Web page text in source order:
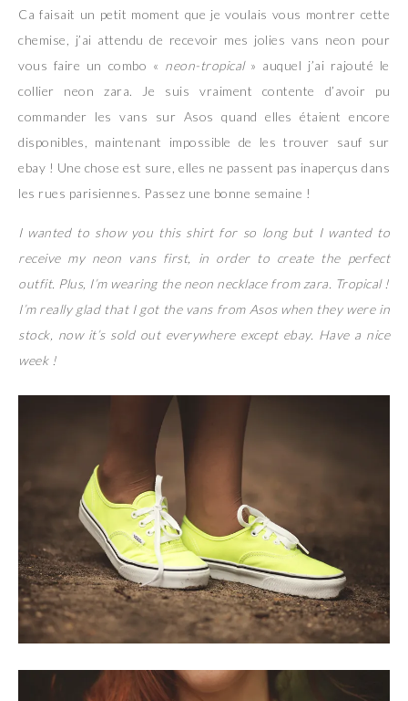
Ca faisait un petit moment que je voulais vous montrer cette
chemise, j’ai attendu de recevoir mes jolies vans neon pour
vous faire un combo « neon-tropical» auquel j’ai rajouté le
collier neon zara. Je suis vraiment contente d’avoir pu
commander les vans sur Asos quand elles étaient encore
disponibles, maintenant impossible de les trouver sauf sur
ebay ! Une chose est sure, elles ne passent pas inaperçus dans
les rues parisiennes. Passez une bonne semaine !
I wanted to show you this shirt for so long but I wanted to
receive my neon vans first, in order to create the perfect
outfit. Plus, I’m wearing the neon necklace from zara. Tropical !
I’m really glad that I got the vans from Asos when they were in
stock, now it’s sold out everywhere except ebay. Have a nice
week !